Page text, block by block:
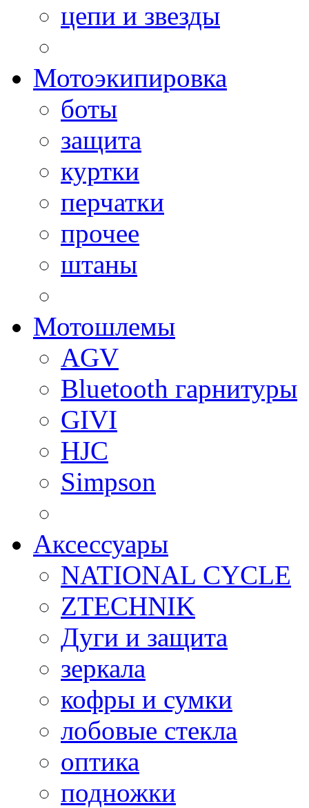
цепи и звезды
Мотоэкипировка
боты
защита
куртки
перчатки
прочее
штаны
Мотошлемы
AGV
Bluetooth гарнитуры
GIVI
HJC
Simpson
Аксессуары
NATIONAL CYCLE
ZTECHNIK
Дуги и защита
зеркала
кофры и сумки
лобовые стекла
оптика
подножки